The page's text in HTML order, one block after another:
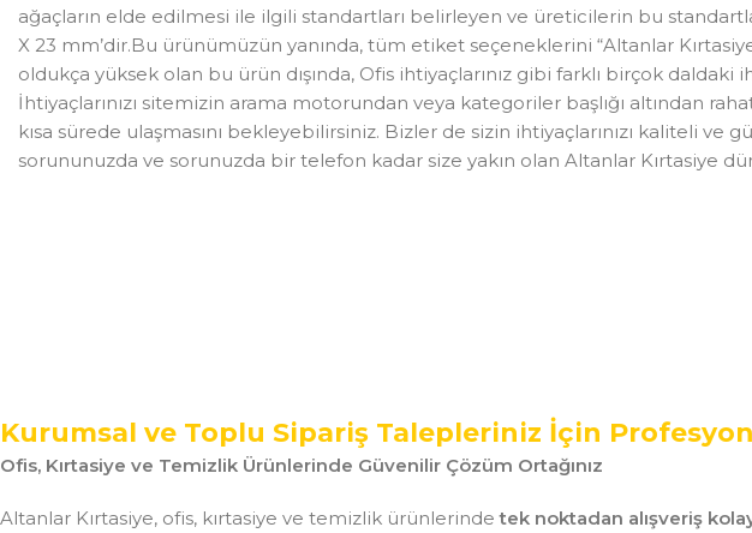
ağaçların elde edilmesi ile ilgili standartları belirleyen ve üreticilerin bu
X 23 mm’dir.Bu ürünümüzün yanında, tüm etiket seçeneklerini “Altanlar
oldukça yüksek olan bu ürün dışında, Ofis ihtiyaçlarınız gibi farklı birçok daldaki
İhtiyaçlarınızı sitemizin arama motorundan veya kategoriler başlığı altından
kısa sürede ulaşmasını bekleyebilirsiniz. Bizler de sizin ihtiyaçlarınızı kaliteli ve
sorununuzda ve sorunuzda bir telefon kadar size yakın olan Altanlar Kırtasiye
Kurumsal ve Toplu Sipariş Talepleriniz İçin
Ofis, Kırtasiye ve Temizlik Ürünlerinde Güvenilir Çözüm Ortağınız
Altanlar Kırtasiye, ofis, kırtasiye ve temizlik ürünlerindetek noktadan alışveriş